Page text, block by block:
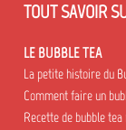
TOUT SAVOIR
LE BUBBLE TEA
La petite histoire du
Comment faire un
Recette de bubble tea